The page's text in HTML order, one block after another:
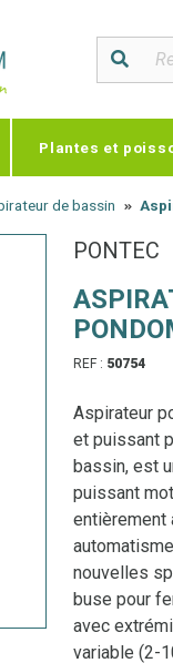
Plantes et
de bassin
PONTEC
REF : 50754
Aspirateur
et puissant
bassin, est
puissant
entièrement
nouvelles
buse pour
avec
variable (2-